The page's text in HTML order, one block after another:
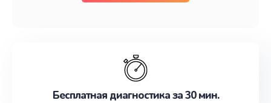
Бесплатная диагностика за 30 мин.